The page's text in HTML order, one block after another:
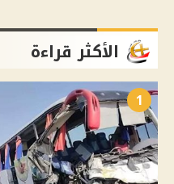
الأكثر قراءة
1